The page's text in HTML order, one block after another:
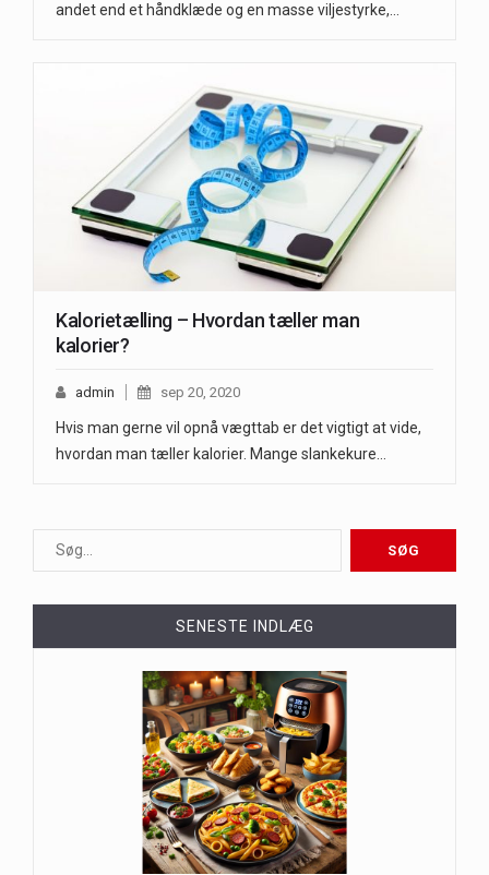
andet end et håndklæde og en masse viljestyrke,…
Kalorietælling – Hvordan tæller man
kalorier?
admin sep 20, 2020
Hvis man gerne vil opnå vægttab er det vigtigt at vide,
hvordan man tæller kalorier. Mange slankekure…
SENESTE INDLÆG